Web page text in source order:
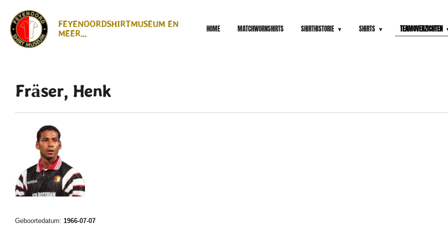
direct
naar
de
hoofdinhoud
FEYENOORDSHIRTMUSEUM EN
MEER...
HOME MATCHWORNSHIRTS SHIRTHISTORIE SHIRTS TEAMOVERZICHTEN
Fräser, Henk
Geboortedatum: 1966-07-07